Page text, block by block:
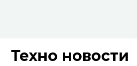
Техно новости